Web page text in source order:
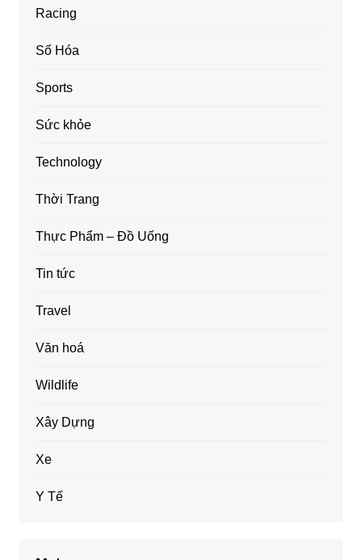
Racing
Số Hóa
Sports
Sức khỏe
Technology
Thời Trang
Thực Phẩm – Đồ Uống
Tin tức
Travel
Văn hoá
Wildlife
Xây Dựng
Xe
Y Tế